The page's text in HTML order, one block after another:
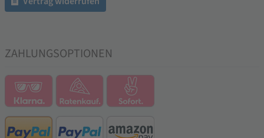
ZAHLUNGSOPTIONEN